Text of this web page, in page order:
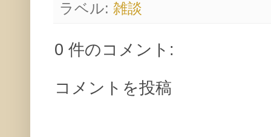
ラベル: 雑談
0 件のコメント:
コメントを投稿